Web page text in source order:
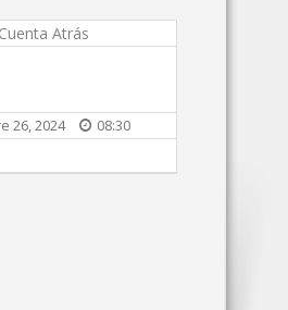
Atrás
26, 2024 08:30